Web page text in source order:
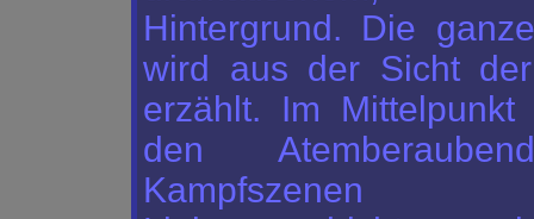
Hintergrund. Die
wird aus der Sicht
erzählt. Im Mittelpunkt
den